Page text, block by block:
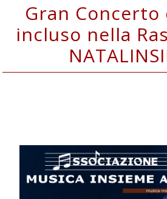
Gran Concerto
incluso nella